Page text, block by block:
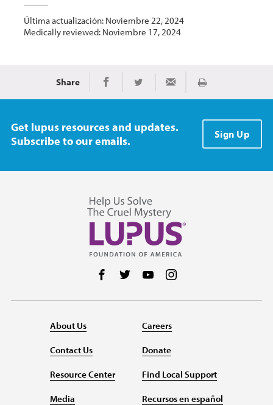
Última actualización: Noviembre 22, 2024
Medically reviewed: Noviembre 17, 2024
Share Share on Facebook
Share on TwitterShare via EmailImprimir
Get lupus resources and updates.
Subscribe to our emails.
Sign Up
Follow us on Facebook
Follow us on Twitter
Follow us on YouTube
About Us
Contact Us
Resource Center
Media
Careers
Donate
Find Local Support
Recursos en español